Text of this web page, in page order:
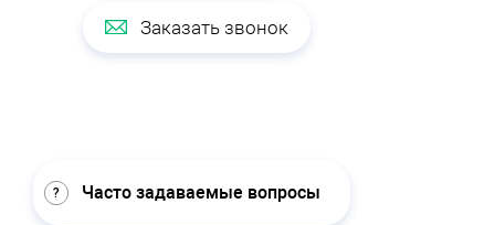
Заказать звонок
Часто задаваемые вопросы